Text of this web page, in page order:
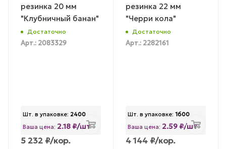
резинка 20 мм
"Клубничный банан"
Достаточно
Арт.: 2083329
Шт. в упаковке: 2400
Ваша цена: 2.18 ₽/шт
5 232 ₽/кор.
резинка 22 мм
"Черри кола"
Достаточно
Арт.: 2282161
Шт. в упаковке: 1600
Ваша цена: 2.59 ₽/шт
4 144 ₽/кор.